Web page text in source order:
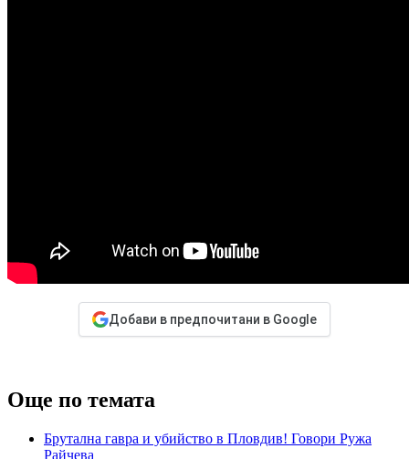
Добави в предпочитани в Google
Още по темата
Брутална гавра и убийство в Пловдив! Говори Ружа
Райчева